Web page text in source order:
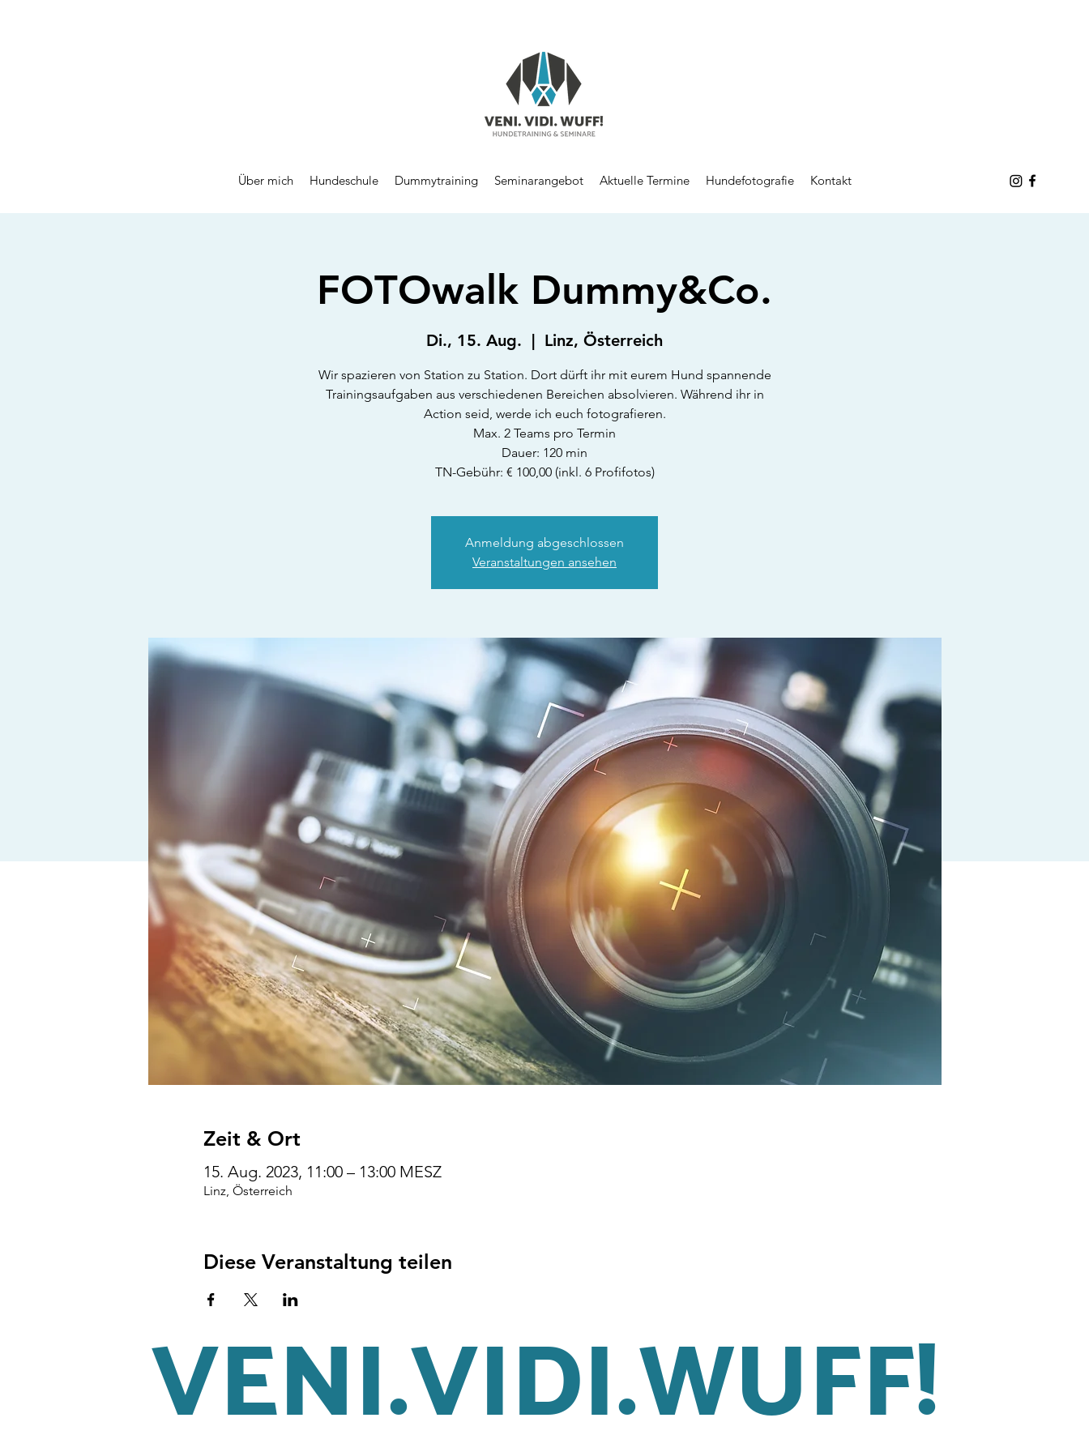
Über mich Hundeschule Dummytraining Seminarangebot Aktuelle Termine Hundefotografie Kontakt
FOTOwalk Dummy&Co.
Di., 15. Aug.
  |
Linz, Österreich
Wir spazieren von Station zu Station. Dort dürft ihr mit eurem Hund spannende
Trainingsaufgaben aus verschiedenen Bereichen absolvieren. Während ihr in
Action seid, werde ich euch fotografieren.
Max. 2 Teams pro Termin
Dauer: 120 min
TN-Gebühr: € 100,00 (inkl. 6 Profifotos)
Anmeldung abgeschlossen
Veranstaltungen ansehen
Zeit & Ort
15. Aug. 2023, 11:00 – 13:00 MESZ
Linz, Österreich
Diese Veranstaltung teilen
VENI.VIDI.WUFF!